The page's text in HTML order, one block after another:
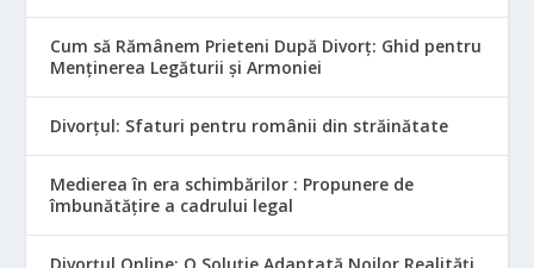
Cum să Rămânem Prieteni După Divorț: Ghid pentru
Menținerea Legăturii și Armoniei
Divorțul: Sfaturi pentru românii din străinătate
Medierea în era schimbărilor : Propunere de
îmbunătățire a cadrului legal